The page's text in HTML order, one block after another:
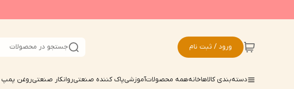
ورود / ثبت نام جستجو در محصولات
دسته‌بندی کالاهاخانههمه محصولاتآموزشیپاک کننده صنعتیروانکار صنعتیروغن پمپ